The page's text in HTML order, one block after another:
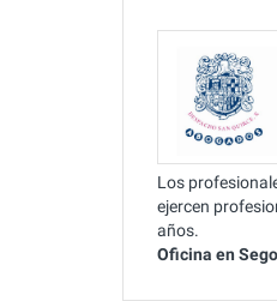
Los
ejercen
años.
Oficina en